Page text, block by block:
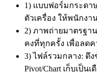
1) แบบฟอร์มกระดา
ตัวเครื่อง ให้พนักงา
2) ภาพถ่ายมาตรฐา
คงที่ทุกครั้ง เพื่อลด
3) ไฟล์รวมกลาง: ดึง
Pivot/Chart เก็บเป็น